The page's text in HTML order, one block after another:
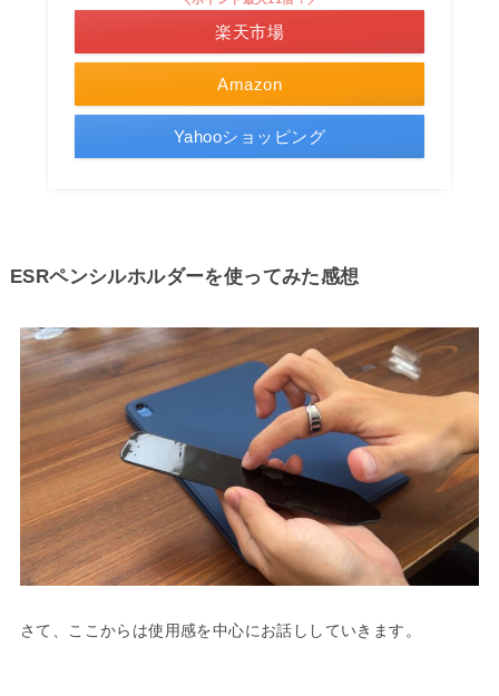
Amazon
楽天市場
Yahooショッピング
ESRペンシルホルダーを使ってみた感想
さて、ここからは使用感を中心にお話ししていきます。